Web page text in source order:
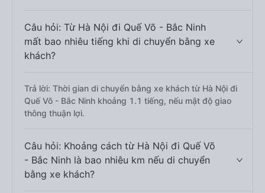
Câu hỏi: Từ Hà Nội đi Quế Võ - Bắc Ninh
mất bao nhiêu tiếng khi di chuyển bằng xe
khách?
Trả lời: Thời gian di chuyển bằng xe khách từ Hà Nội đi
Quế Võ - Bắc Ninh khoảng 1.1 tiếng, nếu mật độ giao
thông thuận lợi.
Câu hỏi: Khoảng cách từ Hà Nội đi Quế Võ
- Bắc Ninh là bao nhiêu km nếu di chuyển
bằng xe khách?